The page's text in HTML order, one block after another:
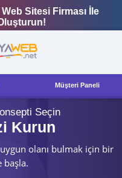
Sitesi Firması İle
Müşteri Paneli
Seçin
Kurun
olanı bulmak için bir
başla.